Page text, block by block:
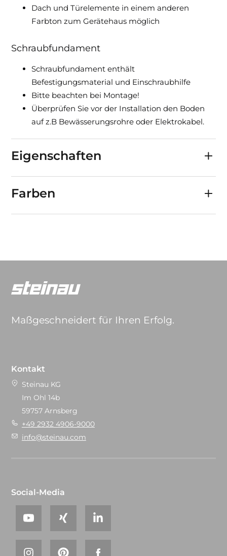
Dach und Türelemente in einem anderen
Farbton zum Gerätehaus möglich
Schraubfundament
Schraubfundament enthält
Befestigungsmaterial und Einschraubhilfe
Bitte beachten bei Montage!
Überprüfen Sie vor der Installation den Boden
auf z.B Bewässerungsrohre oder Elektrokabel.
Eigenschaften
Farben
Maßgeschneidert für Ihren Erfolg.
Kontakt
Steinau KG
Im Ohl 14b
59757 Arnsberg
+49 2932 4906-9000
info@steinau.com
Social-Media